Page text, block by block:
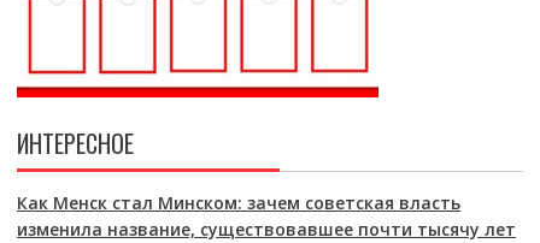
ИНТЕРЕСНОЕ
Как Менск стал Минском: зачем советская власть
изменила название, существовавшее почти тысячу лет